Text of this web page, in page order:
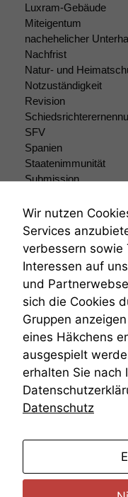
Luxram-Gebäude
Miteigentum
nachehelicher
Nachfrist
Natur- und
Notzuständigkeit
Revision
SFV
Spanien
Staatenimmunität
Submission
Teilungsklage
Venezuela
VRK
Zivilprozessordnung
ZPO
Zustellfiktion
Zuständigkeit
Öffentliches
Öffentlichkeitsprinzip
Wir nutzen
Services
verbessern sowie
Interessen auf
und
sich die Cookies
Gruppen
eines Häkchens
ausgespielt
erhalten Sie nach
Datenschutz